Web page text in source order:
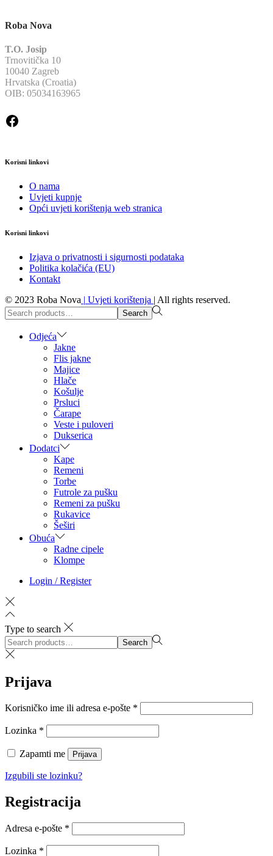
Roba Nova
T.O. Josip
Trnovitička 10
10040 Zagreb
Hrvatska (Croatia)
OIB: 05034163965
Facebook
Korisni linkovi
O nama
Uvjeti kupnje
Opći uvjeti korištenja web stranica
Korisni linkovi
Izjava o privatnosti i sigurnosti podataka
Politika kolačića (EU)
Kontakt
© 2023 Roba Nova | Uvjeti korištenja | All rights reserved.
Search
for:>
Search
Odjeća
Jakne
Flis jakne
Majice
Hlače
Košulje
Prsluci
Čarape
Veste i puloveri
Dukserica
Dodatci
Kape
Remeni
Torbe
Futrole za pušku
Remeni za pušku
Rukavice
Šeširi
Obuća
Radne cipele
Klompe
Login / Register
Type to search
Search
for:>
Search
Prijava
Korisničko ime ili adresa e-pošte *
Lozinka *
Zapamti me Prijava
Izgubili ste lozinku?
Registracija
Adresa e-pošte *
Lozinka *